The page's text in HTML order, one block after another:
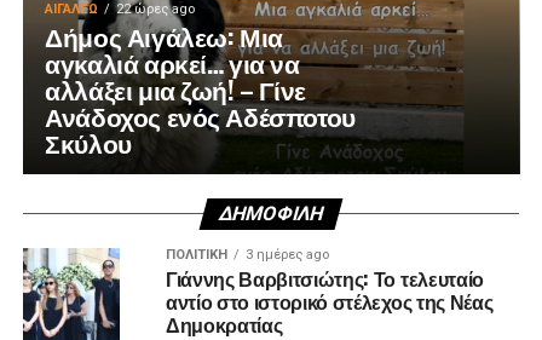
ΑΙΓΑΛΕΩ 22 ώρες ago
Δήμος Αιγάλεω: Μια
αγκαλιά αρκεί… για να
αλλάξει μια ζωή! – Γίνε
Ανάδοχος ενός Αδέσποτου
Σκύλου
ΔΗΜΟΦΙΛΉ
ΠΟΛΙΤΙΚΉ 3 ημέρες ago
Γιάννης Βαρβιτσιώτης: Το τελευταίο
αντίο στο ιστορικό στέλεχος της Νέας
Δημοκρατίας